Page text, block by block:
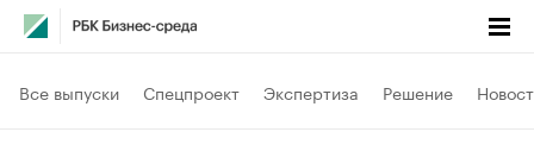
Все выпуски Спецпроект Экспертиза Решение